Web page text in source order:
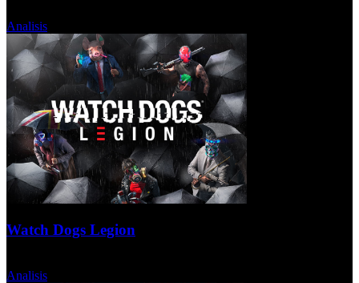
Analisis
Watch Dogs Legion
Analisis